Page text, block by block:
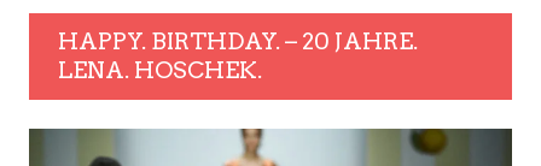
HAPPY. BIRTHDAY. – 20 JAHRE.
LENA. HOSCHEK.